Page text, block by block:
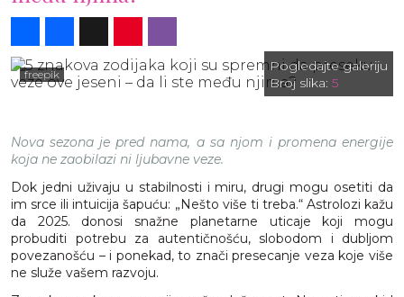
freepik
Pogledajte galeriju
Broj slika: 5
Nova sezona je pred nama, a sa njom i promena energije
koja ne zaobilazi ni ljubavne veze.
Dok jedni uživaju u stabilnosti i miru, drugi mogu osetiti da
im srce ili intuicija šapuću: „Nešto više ti treba.“ Astrolozi kažu
da 2025. donosi snažne planetarne uticaje koji mogu
probuditi potrebu za autentičnošću, slobodom i dubljom
povezanošću – i ponekad, to znači presecanje veza koje više
ne služe vašem razvoju.